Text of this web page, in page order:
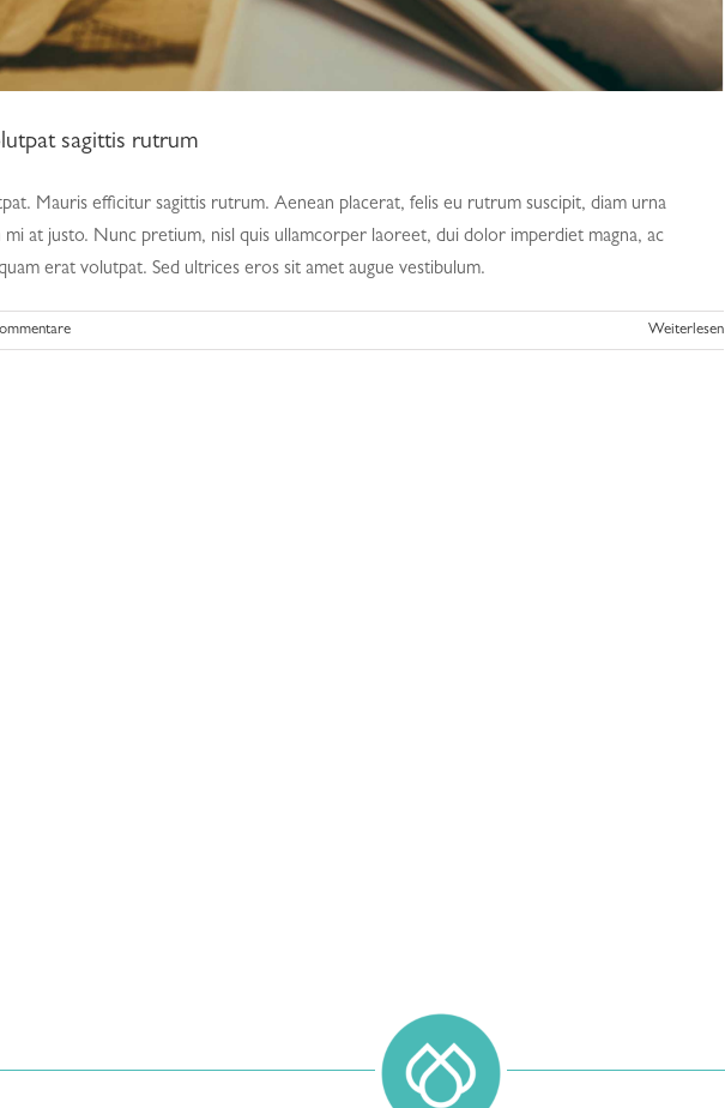
sagittis rutrum
Mauris efficitur sagittis rutrum. Aenean placerat, felis eu rutrum suscipit, diam urna
mi at justo. Nunc pretium, nisl quis ullamcorper laoreet, dui dolor imperdiet magna, ac
erat volutpat. Sed ultrices eros sit amet augue vestibulum.
Weiterlesen